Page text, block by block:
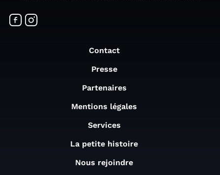
Contact
Presse
Partenaires
Mentions légales
Services
La petite histoire
Nous rejoindre